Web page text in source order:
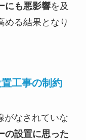
にも悪影響を及
める結果となり
工事の制約
がなされていな
の設置に思った